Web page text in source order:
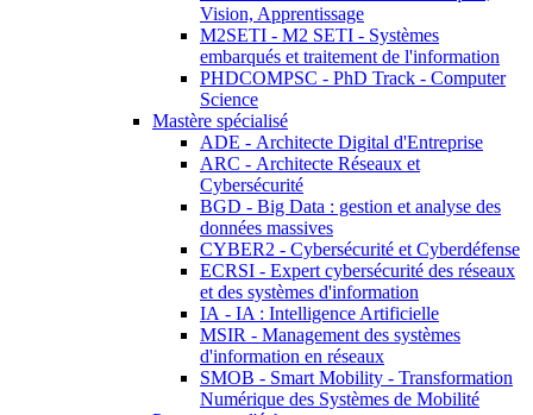
Vision, Apprentissage
M2SETI - M2 SETI - Systèmes
embarqués et traitement de l'information
PHDCOMPSC - PhD Track - Computer
Science
Mastère spécialisé
ADE - Architecte Digital d'Entreprise
ARC - Architecte Réseaux et
Cybersécurité
BGD - Big Data : gestion et analyse des
données massives
CYBER2 - Cybersécurité et Cyberdéfense
ECRSI - Expert cybersécurité des réseaux
et des systèmes d'information
IA - IA : Intelligence Artificielle
MSIR - Management des systèmes
d'information en réseaux
SMOB - Smart Mobility - Transformation
Numérique des Systèmes de Mobilité